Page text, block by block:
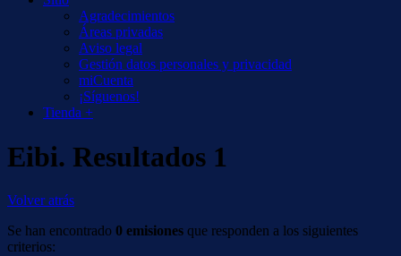
Agradecimientos
Áreas privadas
Aviso legal
Gestión datos personales y privacidad
miCuenta
¡Síguenos!
Tienda +
Eibi. Resultados 1
Volver atrás
Se han encontrado 0 emisiones que responden a los siguientes
criterios: